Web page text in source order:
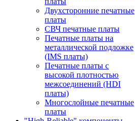
Двухсторонние печатные
платы
СВЧ печатные платы
Печатные платы на
металлической подложке
(IMS платы)
Печатные платы с
высокой плотностью
межсоединений (HDI
платы)
Многослойные печатные
платы